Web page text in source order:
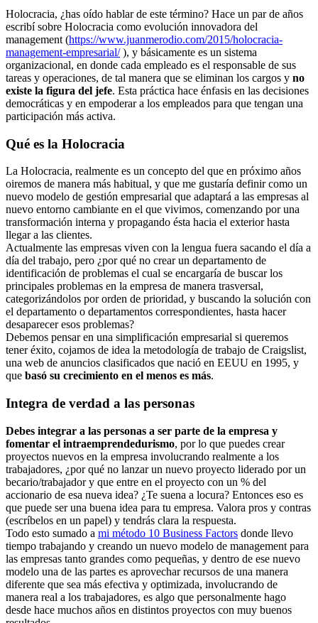
Holocracia, ¿has oído hablar de este término? Hace un par de años
escribí sobre Holocracia como evolución innovadora del
management (https://www.juanmerodio.com/2015/holocracia-
management-empresarial/), y básicamente es un sistema
organizacional, en donde cada empleado es el responsable de sus
tareas y operaciones, de tal manera que se eliminan los cargos y no
existe la figura del jefe. Esta práctica hace énfasis en las decisiones
democráticas y en empoderar a los empleados para que tengan una
participación más activa.
Qué es la Holocracia
La Holocracia, realmente es un concepto del que en próximo años
oiremos de manera más habitual, y que me gustaría definir como un
nuevo modelo de gestión empresarial que adaptará a las empresas al
nuevo entorno cambiante en el que vivimos, comenzando por una
transformación interna y propagando ésta hacia el exterior hasta
llegar a las clientes.
Actualmente las empresas viven con la lengua fuera sacando el día a
día del trabajo, pero ¿por qué no crear un departamento de
identificación de problemas el cual se encargaría de buscar los
principales problemas en la empresa de manera trasversal,
categorizándolos por orden de prioridad, y buscando la solución con
el departamento o departamentos correspondientes, hasta hacer
desaparecer esos problemas?
Debemos pensar en una simplificación empresarial si queremos
tener éxito, cojamos de idea la metodología de trabajo de Craigslist,
una web de anuncios clasificados que nació en EEUU en 1995, y
que basó su crecimiento en el menos es más.
Integra de verdad a las personas
Debes integrar a las personas a ser parte de la empresa y
fomentar el intraemprendedurismo, por lo que puedes crear
proyectos nuevos en la empresa involucrando realmente a los
trabajadores, ¿por qué no lanzar un nuevo proyecto liderado por un
becario/trabajador y que entre en el proyecto con un % del
accionario de esa nueva idea? ¿Te suena a locura? Entonces eso es
que puede ser una buena idea para tu empresa. Valora pros y contras
(escríbelos en un papel) y tendrás clara la respuesta.
Todo esto sumado a mi método 10 Business Factors donde llevo
tiempo trabajando y creando un nuevo modelo de management para
las empresas tanto grandes como pequeñas, y dentro de ese nuevo
modelo una de las partes es aprovechar recursos de una manera
diferente que sea más efectiva y optimizada, involucrando de
manera real a los trabajadores, es algo que personalmente hago
desde hace muchos años en distintos proyectos con muy buenos